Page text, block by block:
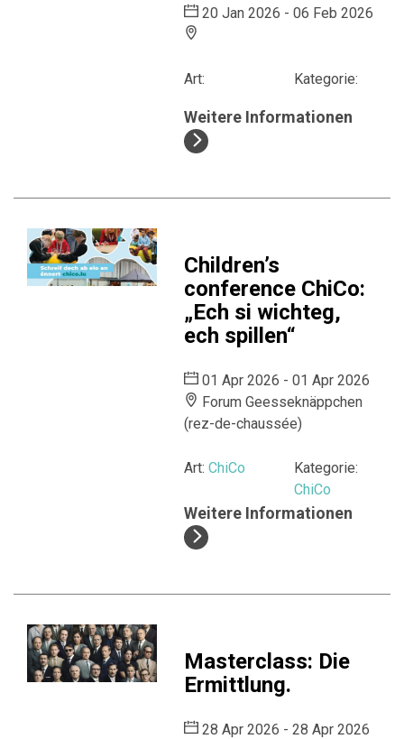
20 Jan 2026 - 06 Feb 2026
Art: Kategorie:
Weitere Informationen
Children’s
conference ChiCo:
„Ech si wichteg,
ech spillen“
01 Apr 2026 - 01 Apr 2026
Forum Geesseknäppchen
(rez-de-chaussée)
Art:ChiCo
Kategorie:
ChiCo
Weitere Informationen
Masterclass: Die
Ermittlung.
28 Apr 2026 - 28 Apr 2026